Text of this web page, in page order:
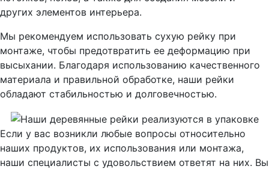
других элементов интерьера.
Мы рекомендуем использовать сухую рейку при
монтаже, чтобы предотвратить ее деформацию при
высыхании. Благодаря использованию качественного
материала и правильной обработке, наши рейки
обладают стабильностью и долговечностью.
Если у вас возникли любые вопросы относительно
наших продуктов, их использования или монтажа,
наши специалисты с удовольствием ответят на них. Вы